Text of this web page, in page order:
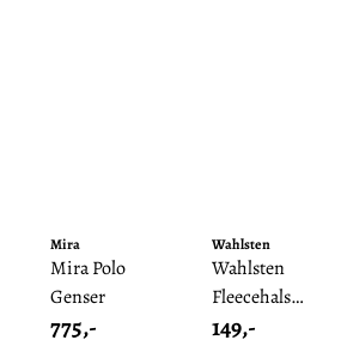
Mira
Mira Polo
Genser
775,-
Wahlsten
Wahlsten
Fleecehals
Hvit
149,-